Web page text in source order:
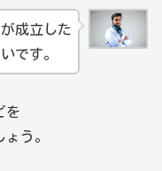
成立した
です。
を
う。